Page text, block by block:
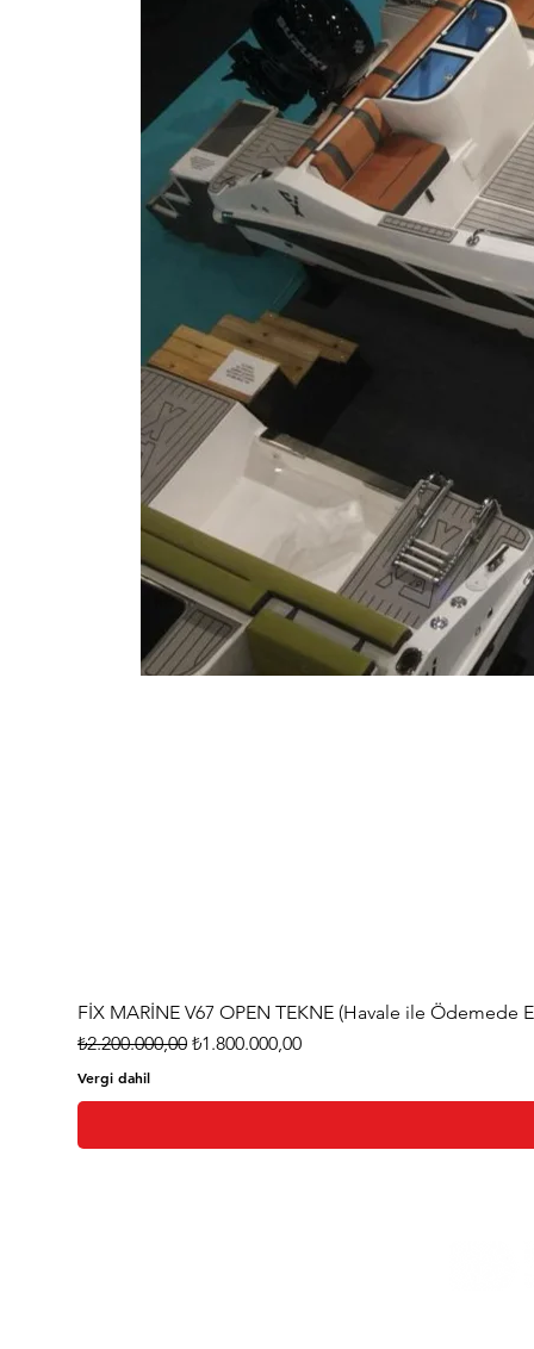
FİX MARİNE V67 OPEN TEKNE (Havale ile Ödemede
Normal Fiyat
₺2.200.000,00 İndirimli Fiyat
₺1.800.000,00
Vergi dahil